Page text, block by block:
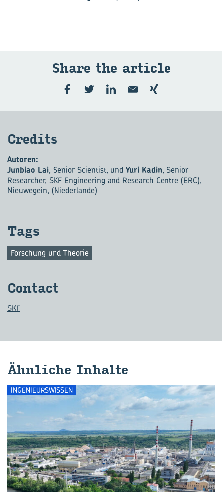
Share the ar­ticle
Cre­dits
Autoren:
Junbiao Lai, Senior Scientist, und Yuri Kadin, Senior
Researcher, SKF Engineering and Research Centre (ERC),
Nieuwegein, (Niederlande)
Tags
Forschung und Theorie
Con­tact
SKF
Ähn­li­che In­hal­te
INGENIEURSWISSEN